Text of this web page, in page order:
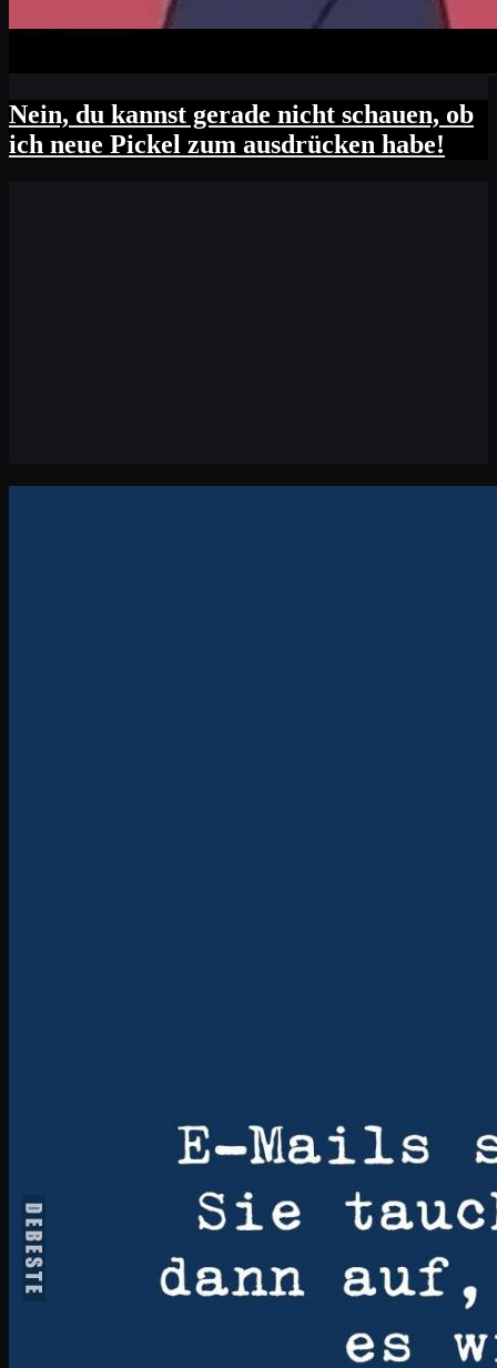
Nein, du kannst gerade nicht schauen, ob
ich neue Pickel zum ausdrücken habe!